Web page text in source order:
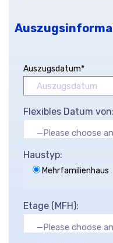
Auszugsdatum*
Flexibles Datum von:
—Please choose
Haustyp:
Mehrfamilienhaus
Etage (MFH):
—Please choose